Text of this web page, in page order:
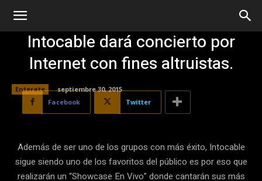
Intocable dará concierto por
Internet con fines altruistas.
Enterate
septiembre 30, 2015
Facebook
Twitter
Además de ser uno de los grupos con más éxito, Intocable
sigue siendo uno de los favoritos del público es por eso que
realizarán un “Showcase En Vivo” donde cantarán sus más